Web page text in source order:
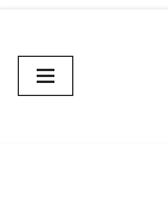
Sari
la